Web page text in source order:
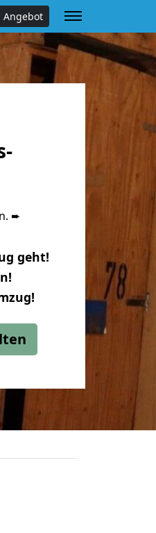
Angebot
➨
geht!